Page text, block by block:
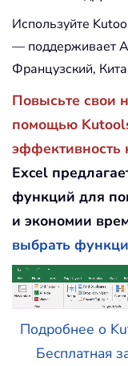
Используйте
— поддерживает
Французский,
Повысьте свои
помощью
эффективность
Excel
функций для
и экономии
выбрать
Подробнее о
Бесплатная